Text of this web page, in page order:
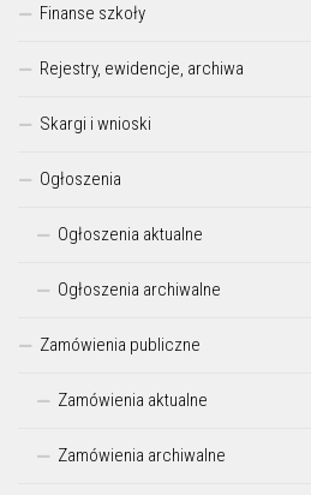
Finanse szkoły
Rejestry, ewidencje, archiwa
Skargi i wnioski
Ogłoszenia
Ogłoszenia aktualne
Ogłoszenia archiwalne
Zamówienia publiczne
Zamówienia aktualne
Zamówienia archiwalne